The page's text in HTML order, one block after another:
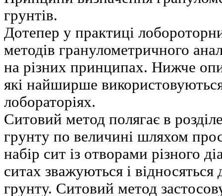
грунтів.
Дотепер у практиці
методів гранулометричного
на різних принципах. Нижче
які найширше
лобораторіях.
Ситовий метод полягає в
грунту по величині шляхом
набір сит із отворами різного
ситах зважуються і відносяться
грунту. Ситовий метод